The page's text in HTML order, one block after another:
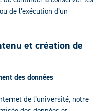
de l’exécution d’un
et création de
des données
de l’université, notre